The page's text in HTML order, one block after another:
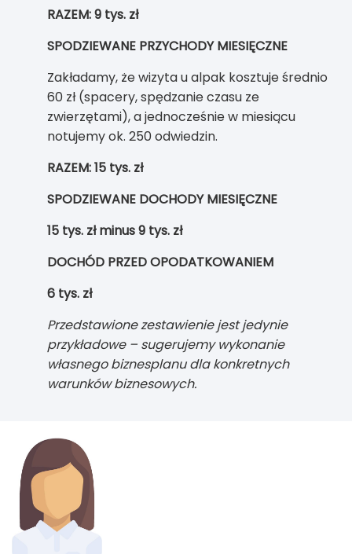
RAZEM: 9 tys. zł
SPODZIEWANE PRZYCHODY MIESIĘCZNE
Zakładamy, że wizyta u alpak kosztuje średnio
60 zł (spacery, spędzanie czasu ze
zwierzętami), a jednocześnie w miesiącu
notujemy ok. 250 odwiedzin.
RAZEM: 15 tys. zł
SPODZIEWANE DOCHODY MIESIĘCZNE
15 tys. zł minus 9 tys. zł
DOCHÓD PRZED OPODATKOWANIEM
6 tys. zł
Przedstawione zestawienie jest jedynie
przykładowe – sugerujemy wykonanie
własnego biznesplanu dla konkretnych
warunków biznesowych.